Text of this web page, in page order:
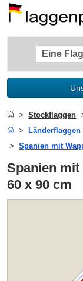
Stockflaggen
Länderflaggen
Spanien mit
Spanien mit
60 x 90 cm